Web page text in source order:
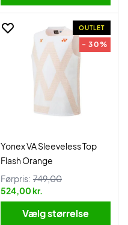
OUTLET
- 30%
Yonex VA Sleeveless Top
Flash Orange
Førpris: 749,00
524,00 kr.
Vælg størrelse